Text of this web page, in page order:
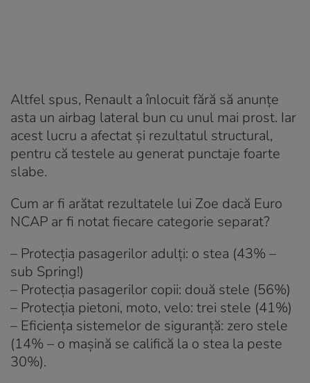
Altfel spus, Renault a înlocuit fără să anunțe
asta un airbag lateral bun cu unul mai prost. Iar
acest lucru a afectat și rezultatul structural,
pentru că testele au generat punctaje foarte
slabe.
Cum ar fi arătat rezultatele lui Zoe dacă Euro
NCAP ar fi notat fiecare categorie separat?
– Protecția pasagerilor adulți: o stea (43% –
sub Spring!)
– Protecția pasagerilor copii: două stele (56%)
– Protecția pietoni, moto, velo: trei stele (41%)
– Eficiența sistemelor de siguranță: zero stele
(14% – o mașină se califică la o stea la peste
30%).